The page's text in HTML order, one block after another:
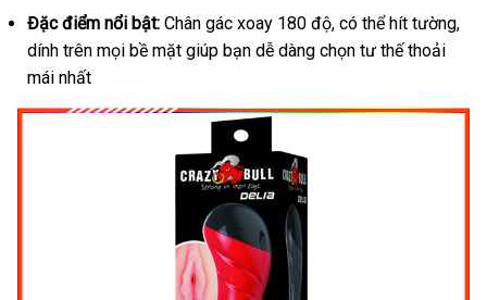
Đặc điểm nổi bật: Chân gác xoay 180 độ, có thể hít tường,
dính trên mọi bề mặt giúp bạn dễ dàng chọn tư thế thoải
mái nhất